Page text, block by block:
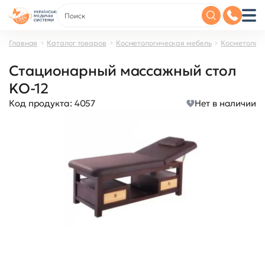
Главная Каталог товаров Косметологическая мебель
Стационарный массажный стол
KO-12
Код продукта: 4057 Нет в наличии